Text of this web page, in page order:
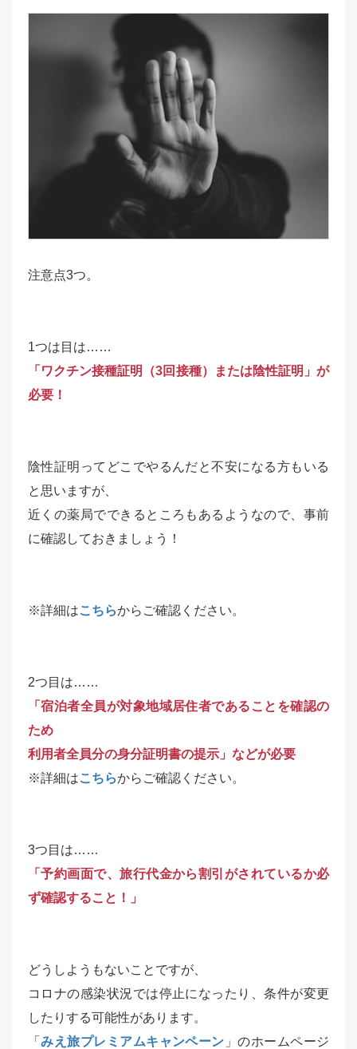
注意点3つ。
1つは目は……
「ワクチン接種証明（3回接種）または陰性証明」が
必要！
陰性証明ってどこでやるんだと不安になる方もいる
と思いますが、
近くの薬局でできるところもあるようなので、事前
に確認しておきましょう！
※詳細はこちらからご確認ください。
2つ目は……
「宿泊者全員が対象地域居住者であることを確認の
ため
利用者全員分の身分証明書の提示」などが必要
※詳細はこちらからご確認ください。
3つ目は……
「予約画面で、旅行代金から割引がされているか必
ず確認すること！」
どうしようもないことですが、
コロナの感染状況では停止になったり、条件が変更
したりする可能性があります。
「みえ旅プレミアムキャンペーン 」のホームページ